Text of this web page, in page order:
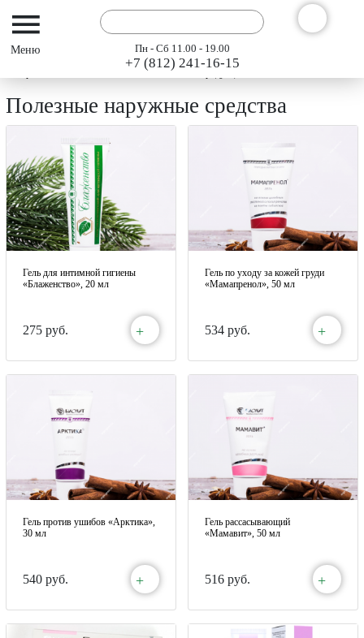
Пн - Сб 11.00 - 19.00
+7 (812) 241-16-15
Каталог продукции "АРГО" 2024
Полезные наружные средства
Гель для интимной гигиены
«Блаженство», 20 мл
275 руб. +
Гель по уходу за кожей груди
«Мамапренол», 50 мл
534 руб. +
Гель против ушибов «Арктика»,
30 мл
540 руб. +
Гель рассасывающий
«Мамавит», 50 мл
516 руб. +